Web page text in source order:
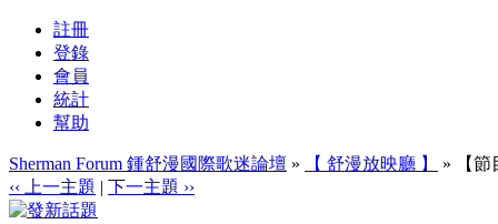
註冊
登錄
會員
統計
幫助
Sherman Forum 鍾舒漫國際歌迷論壇 » 【 舒漫放映廳 】
» 【節
‹‹ 上一主題 | 下一主題 ››